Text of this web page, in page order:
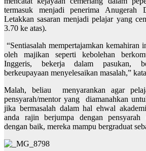
termasuk menjadi penerima Anugerah
Letakkan sasaran menjadi pelajar yang
3.70 ke atas).
“Sentiasalah mempertajamkan kemahiran
oleh majikan seperti kebolehan
Inggeris, bekerja dalam pasukan,
berkeupayaan menyelesaikan masalah,”
Malah, beliau menyarankan agar
pensyarah/mentor yang diamanahkan
jika bermasalah dalam hal ehwal
anda rajin berjumpa dengan
dengan baik, mereka mampu bergraduat